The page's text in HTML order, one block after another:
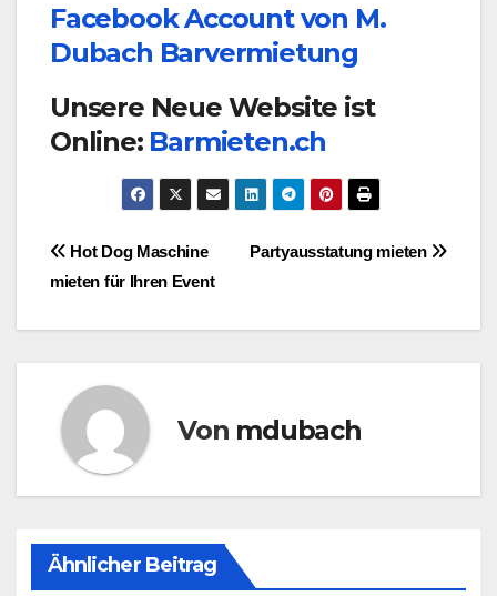
Facebook Account von M.
Dubach Barvermietung
Unsere Neue Website ist
Online: Barmieten.ch
Beitragsnavigation
Partyausstatung mieten
Hot Dog Maschine
mieten für Ihren Event
Von mdubach
Ähnlicher Beitrag